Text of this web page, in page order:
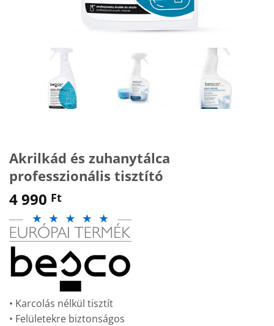
Akrilkád és zuhanytálca
professzionális tisztító
4 990 Ft
• Karcolás nélkül tisztít
• Felületekre biztonságos